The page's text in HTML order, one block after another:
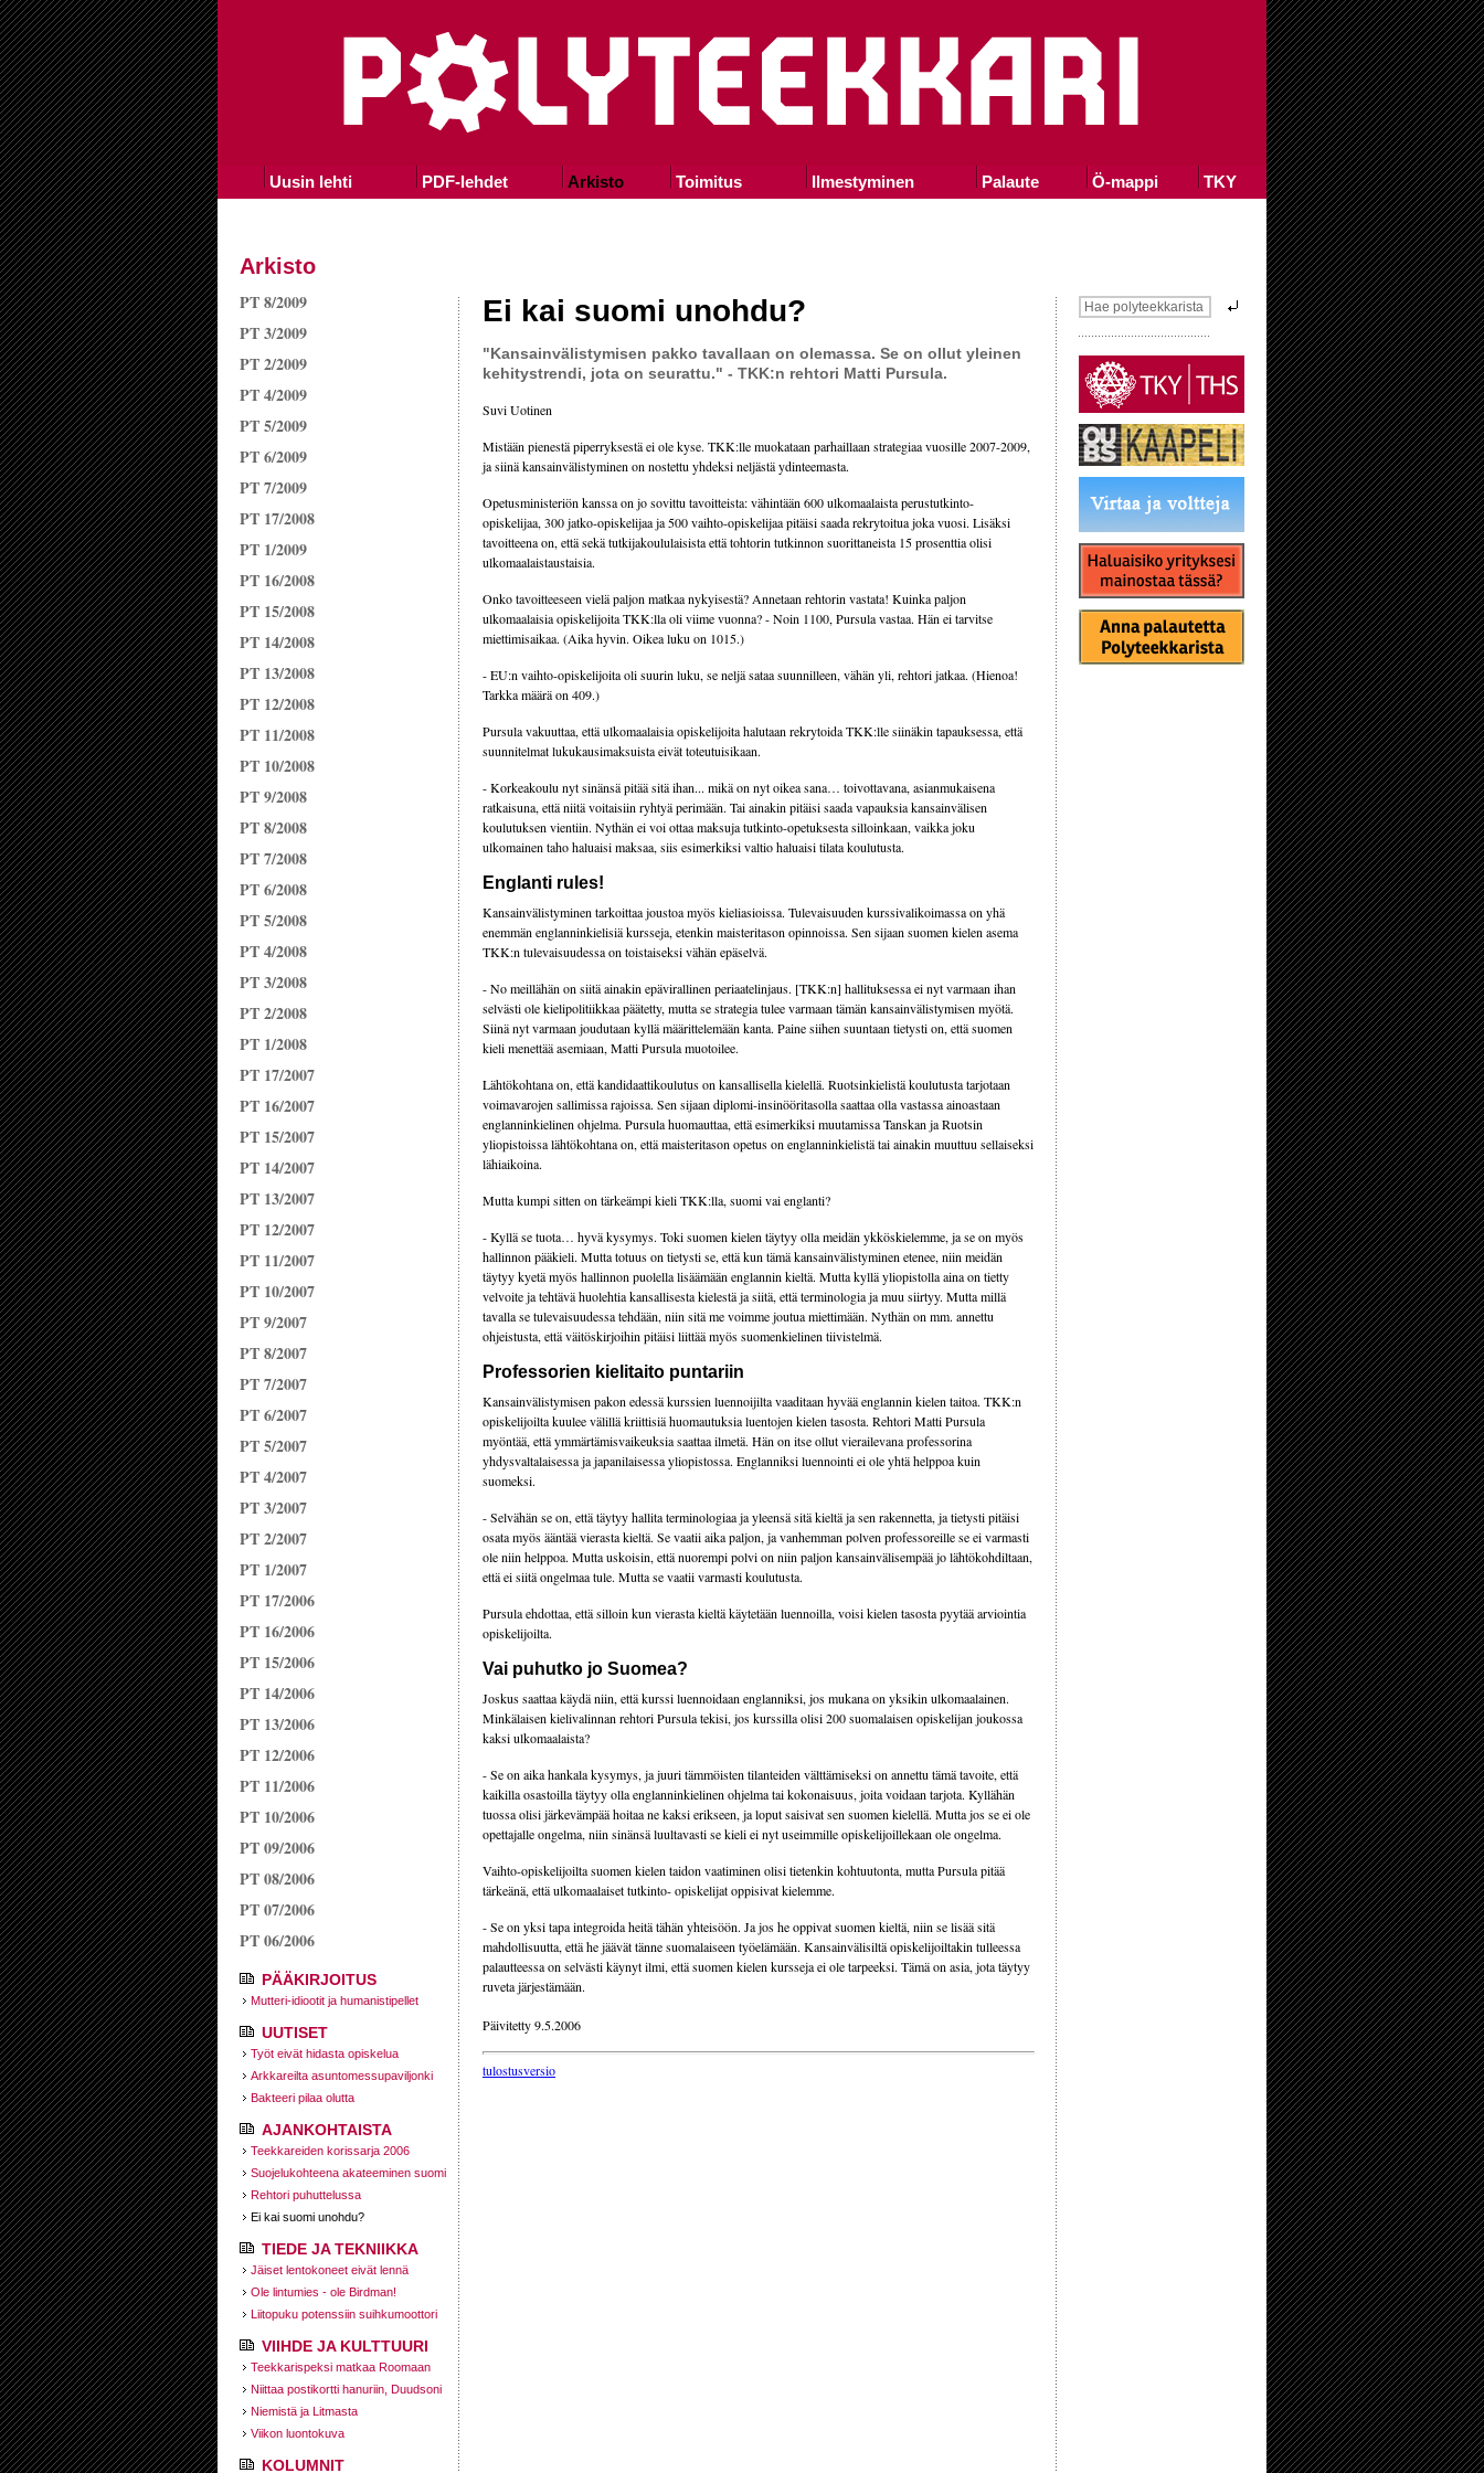
Uusin lehti PDF-lehdet Arkisto Toimitus Ilmestyminen Palaute Ö-mappi TKY
Arkisto
PT 8/2009
PT 3/2009
PT 2/2009
PT 4/2009
PT 5/2009
PT 6/2009
PT 7/2009
PT 17/2008
PT 1/2009
PT 16/2008
PT 15/2008
PT 14/2008
PT 13/2008
PT 12/2008
PT 11/2008
PT 10/2008
PT 9/2008
PT 8/2008
PT 7/2008
PT 6/2008
PT 5/2008
PT 4/2008
PT 3/2008
PT 2/2008
PT 1/2008
PT 17/2007
PT 16/2007
PT 15/2007
PT 14/2007
PT 13/2007
PT 12/2007
PT 11/2007
PT 10/2007
PT 9/2007
PT 8/2007
PT 7/2007
PT 6/2007
PT 5/2007
PT 4/2007
PT 3/2007
PT 2/2007
PT 1/2007
PT 17/2006
PT 16/2006
PT 15/2006
PT 14/2006
PT 13/2006
PT 12/2006
PT 11/2006
PT 10/2006
PT 09/2006
PT 08/2006
PT 07/2006
PT 06/2006
PÄÄKIRJOITUS
Mutteri-idiootit ja humanistipellet
UUTISET
Työt eivät hidasta opiskelua
Arkkareilta asuntomessupaviljonki
Bakteeri pilaa olutta
AJANKOHTAISTA
Teekkareiden korissarja 2006
Suojelukohteena akateeminen suomi
Rehtori puhuttelussa
Ei kai suomi unohdu?
TIEDE JA TEKNIIKKA
Jäiset lentokoneet eivät lennä
Ole lintumies - ole Birdman!
Liitopuku potenssiin suihkumoottori
VIIHDE JA KULTTUURI
Teekkarispeksi matkaa Roomaan
Niittaa postikortti hanuriin, Duudsoni
Niemistä ja Litmasta
Viikon luontokuva
KOLUMNIT
Ei kai suomi unohdu?
"Kansainvälistymisen pakko tavallaan on olemassa. Se on ollut yleinen
kehitystrendi, jota on seurattu." - TKK:n rehtori Matti Pursula.
Suvi Uotinen
Mistään pienestä piperryksestä ei ole kyse. TKK:lle muokataan parhaillaan strategiaa vuosille 2007-2009,
ja siinä kansainvälistyminen on nostettu yhdeksi neljästä ydinteemasta.
Opetusministeriön kanssa on jo sovittu tavoitteista: vähintään 600 ulkomaalaista perustutkinto-
opiskelijaa, 300 jatko-opiskelijaa ja 500 vaihto-opiskelijaa pitäisi saada rekrytoitua joka vuosi. Lisäksi
tavoitteena on, että sekä tutkijakoululaisista että tohtorin tutkinnon suorittaneista 15 prosenttia olisi
ulkomaalaistaustaisia.
Onko tavoitteeseen vielä paljon matkaa nykyisestä? Annetaan rehtorin vastata! Kuinka paljon
ulkomaalaisia opiskelijoita TKK:lla oli viime vuonna? - Noin 1100, Pursula vastaa. Hän ei tarvitse
miettimisaikaa. (Aika hyvin. Oikea luku on 1015.)
- EU:n vaihto-opiskelijoita oli suurin luku, se neljä sataa suunnilleen, vähän yli, rehtori jatkaa. (Hienoa!
Tarkka määrä on 409.)
Pursula vakuuttaa, että ulkomaalaisia opiskelijoita halutaan rekrytoida TKK:lle siinäkin tapauksessa, että
suunnitelmat lukukausimaksuista eivät toteutuisikaan.
- Korkeakoulu nyt sinänsä pitää sitä ihan... mikä on nyt oikea sana… toivottavana, asianmukaisena
ratkaisuna, että niitä voitaisiin ryhtyä perimään. Tai ainakin pitäisi saada vapauksia kansainvälisen
koulutuksen vientiin. Nythän ei voi ottaa maksuja tutkinto-opetuksesta silloinkaan, vaikka joku
ulkomainen taho haluaisi maksaa, siis esimerkiksi valtio haluaisi tilata koulutusta.
Englanti rules!
Kansainvälistyminen tarkoittaa joustoa myös kieliasioissa. Tulevaisuuden kurssivalikoimassa on yhä
enemmän englanninkielisiä kursseja, etenkin maisteritason opinnoissa. Sen sijaan suomen kielen asema
TKK:n tulevaisuudessa on toistaiseksi vähän epäselvä.
- No meillähän on siitä ainakin epävirallinen periaatelinjaus. [TKK:n] hallituksessa ei nyt varmaan ihan
selvästi ole kielipolitiikkaa päätetty, mutta se strategia tulee varmaan tämän kansainvälistymisen myötä.
Siinä nyt varmaan joudutaan kyllä määrittelemään kanta. Paine siihen suuntaan tietysti on, että suomen
kieli menettää asemiaan, Matti Pursula muotoilee.
Lähtökohtana on, että kandidaattikoulutus on kansallisella kielellä. Ruotsinkielistä koulutusta tarjotaan
voimavarojen sallimissa rajoissa. Sen sijaan diplomi-insinööritasolla saattaa olla vastassa ainoastaan
englanninkielinen ohjelma. Pursula huomauttaa, että esimerkiksi muutamissa Tanskan ja Ruotsin
yliopistoissa lähtökohtana on, että maisteritason opetus on englanninkielistä tai ainakin muuttuu sellaiseksi
lähiaikoina.
Mutta kumpi sitten on tärkeämpi kieli TKK:lla, suomi vai englanti?
- Kyllä se tuota… hyvä kysymys. Toki suomen kielen täytyy olla meidän ykköskielemme, ja se on myös
hallinnon pääkieli. Mutta totuus on tietysti se, että kun tämä kansainvälistyminen etenee, niin meidän
täytyy kyetä myös hallinnon puolella lisäämään englannin kieltä. Mutta kyllä yliopistolla aina on tietty
velvoite ja tehtävä huolehtia kansallisesta kielestä ja siitä, että terminologia ja muu siirtyy. Mutta millä
tavalla se tulevaisuudessa tehdään, niin sitä me voimme joutua miettimään. Nythän on mm. annettu
ohjeistusta, että väitöskirjoihin pitäisi liittää myös suomenkielinen tiivistelmä.
Professorien kielitaito puntariin
Kansainvälistymisen pakon edessä kurssien luennoijilta vaaditaan hyvää englannin kielen taitoa. TKK:n
opiskelijoilta kuulee välillä kriittisiä huomautuksia luentojen kielen tasosta. Rehtori Matti Pursula
myöntää, että ymmärtämisvaikeuksia saattaa ilmetä. Hän on itse ollut vierailevana professorina
yhdysvaltalaisessa ja japanilaisessa yliopistossa. Englanniksi luennointi ei ole yhtä helppoa kuin
suomeksi.
- Selvähän se on, että täytyy hallita terminologiaa ja yleensä sitä kieltä ja sen rakennetta, ja tietysti pitäisi
osata myös ääntää vierasta kieltä. Se vaatii aika paljon, ja vanhemman polven professoreille se ei varmasti
ole niin helppoa. Mutta uskoisin, että nuorempi polvi on niin paljon kansainvälisempää jo lähtökohdiltaan,
että ei siitä ongelmaa tule. Mutta se vaatii varmasti koulutusta.
Pursula ehdottaa, että silloin kun vierasta kieltä käytetään luennoilla, voisi kielen tasosta pyytää arviointia
opiskelijoilta.
Vai puhutko jo Suomea?
Joskus saattaa käydä niin, että kurssi luennoidaan englanniksi, jos mukana on yksikin ulkomaalainen.
Minkälaisen kielivalinnan rehtori Pursula tekisi, jos kurssilla olisi 200 suomalaisen opiskelijan joukossa
kaksi ulkomaalaista?
- Se on aika hankala kysymys, ja juuri tämmöisten tilanteiden välttämiseksi on annettu tämä tavoite, että
kaikilla osastoilla täytyy olla englanninkielinen ohjelma tai kokonaisuus, joita voidaan tarjota. Kyllähän
tuossa olisi järkevämpää hoitaa ne kaksi erikseen, ja loput saisivat sen suomen kielellä. Mutta jos se ei ole
opettajalle ongelma, niin sinänsä luultavasti se kieli ei nyt useimmille opiskelijoillekaan ole ongelma.
Vaihto-opiskelijoilta suomen kielen taidon vaatiminen olisi tietenkin kohtuutonta, mutta Pursula pitää
tärkeänä, että ulkomaalaiset tutkinto- opiskelijat oppisivat kielemme.
- Se on yksi tapa integroida heitä tähän yhteisöön. Ja jos he oppivat suomen kieltä, niin se lisää sitä
mahdollisuutta, että he jäävät tänne suomalaiseen työelämään. Kansainvälisiltä opiskelijoiltakin tulleessa
palautteessa on selvästi käynyt ilmi, että suomen kielen kursseja ei ole tarpeeksi. Tämä on asia, jota täytyy
ruveta järjestämään.
Päivitetty 9.5.2006
tulostusversio